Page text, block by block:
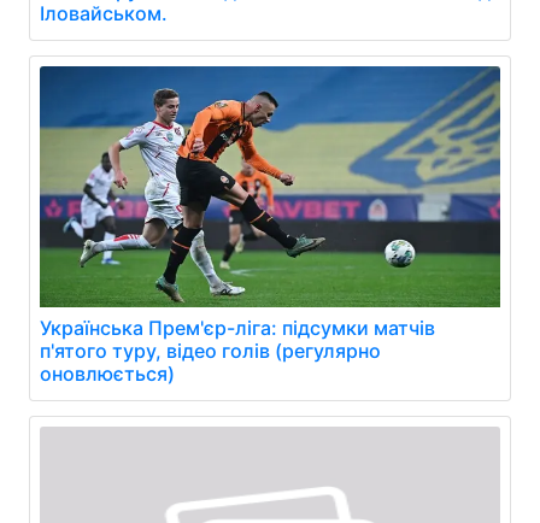
Іловайськом.
Українська Прем'єр-ліга: підсумки матчів
п'ятого туру, відео голів (регулярно
оновлюється)